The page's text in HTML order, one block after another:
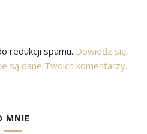
redukcji spamu. Dowiedz się,
są dane Twoich komentarzy.
MNIE